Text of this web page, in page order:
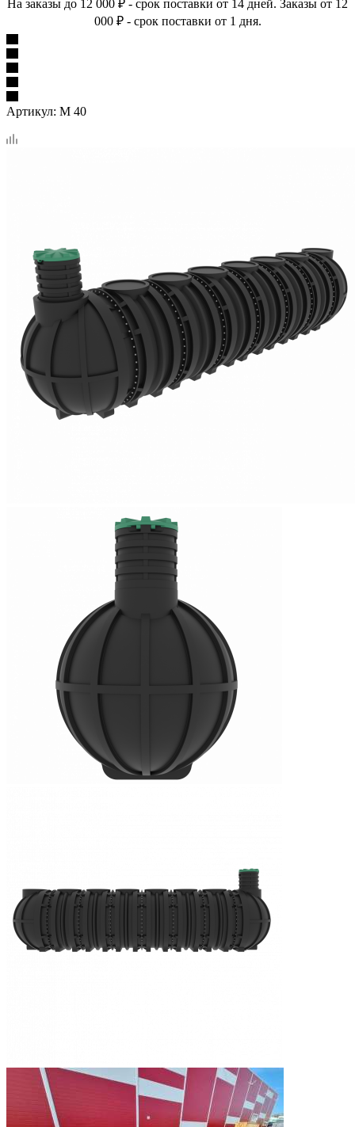
На заказы до 12 000 ₽ - срок поставки от 14 дней. Заказы от 12
000 ₽ - срок поставки от 1 дня.
Артикул: М 40